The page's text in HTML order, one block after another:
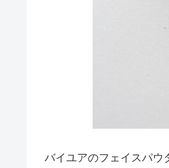
バイユアのフェイスパウ